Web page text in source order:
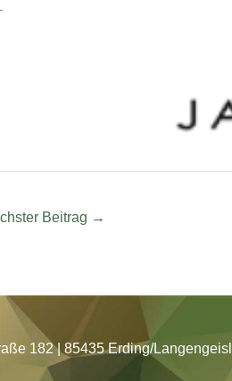
Beitrag →
182 | 85435 Erding/